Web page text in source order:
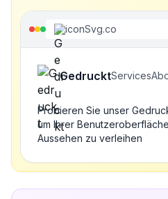
iconSvg.co
GedrucktServices
Probieren Sie unser
um Ihrer
Aussehen zu verleihen